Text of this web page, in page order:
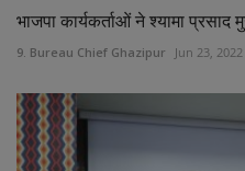
भाजपा कार्यकर्ताओं ने श्यामा प्रसाद
9. Bureau Chief Ghazipur Jun 23, 2022